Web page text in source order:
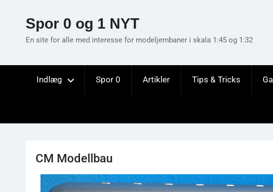
Spor 0 og 1 NYT
En site for alle med interesse for modeljernbaner i skala 1:45 og 1:32
Indlæg Spor 0 Artikler Tips & Tricks
CM Modellbau